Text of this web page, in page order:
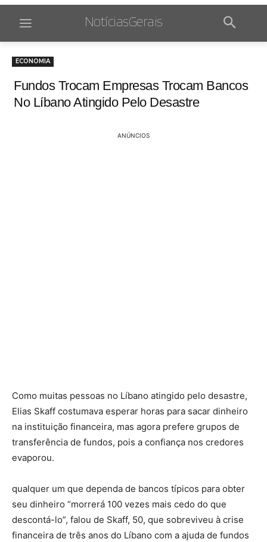
NotíciasGerais
ECONOMIA
Fundos Trocam Empresas Trocam Bancos
No Líbano Atingido Pelo Desastre
ANÚNCIOS
Como muitas pessoas no Líbano atingido pelo desastre,
Elias Skaff costumava esperar horas para sacar dinheiro
na instituição financeira, mas agora prefere grupos de
transferência de fundos, pois a confiança nos credores
evaporou.
qualquer um que dependa de bancos típicos para obter
seu dinheiro “morrerá 100 vezes mais cedo do que
descontá-lo”, falou de Skaff, 50, que sobreviveu à crise
financeira de três anos do Líbano com a ajuda de fundos